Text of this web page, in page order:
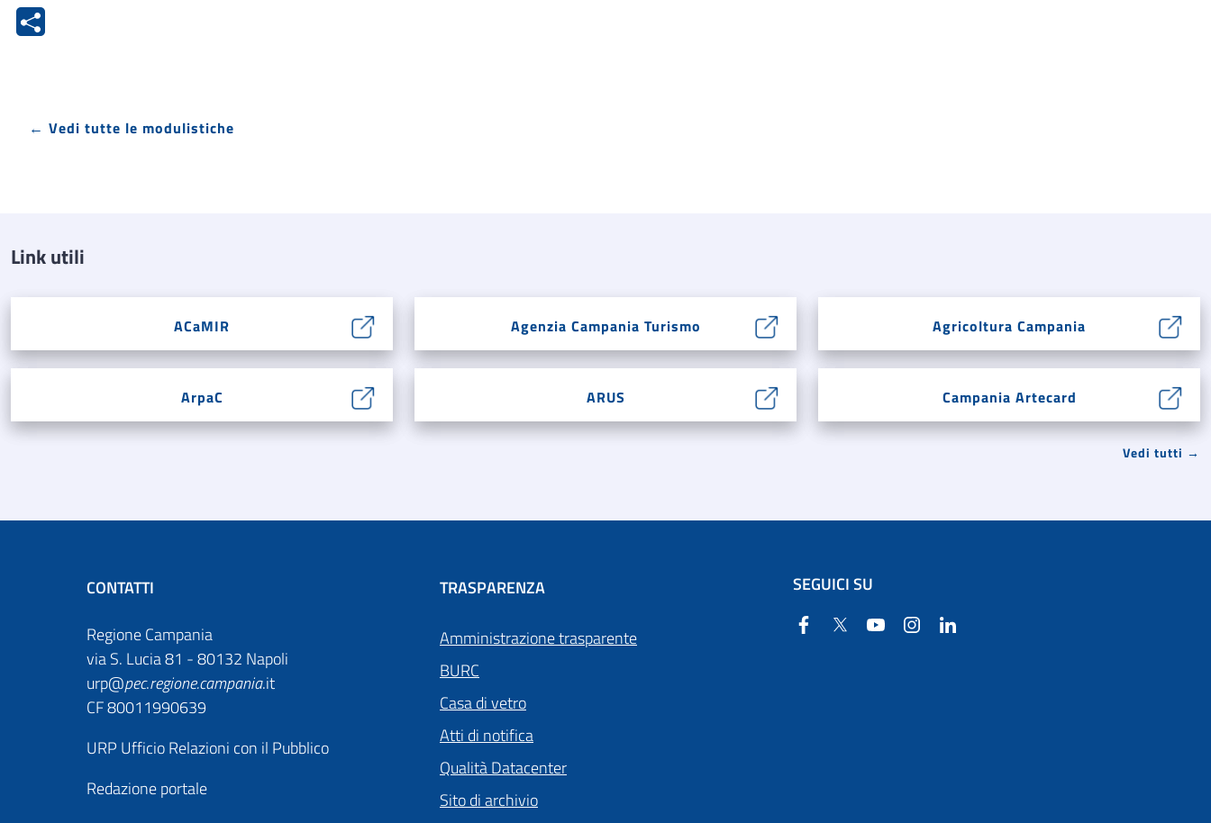
← Vedi tutte le modulistiche
Link utili
ACaMIR Agenzia Campania Turismo Agricoltura Campania
ArpaC ARUS Campania Artecard
Vedi tutti →
CONTATTI
Regione Campania
via S. Lucia 81 - 80132 Napoli
urp@pec.regione.campania.it
CF 80011990639
URP Ufficio Relazioni con il Pubblico
Redazione portale
TRASPARENZA
Amministrazione trasparente
BURC
Casa di vetro
Atti di notifica
Qualità Datacenter
Sito di archivio
SEGUICI SU
Facebook
Twitter YouTube Instagram